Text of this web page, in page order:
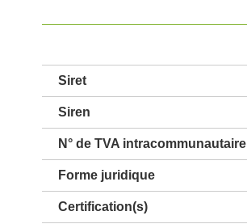
Siret
Siren
N° de TVA intracommunautaire
Forme juridique
Certification(s)